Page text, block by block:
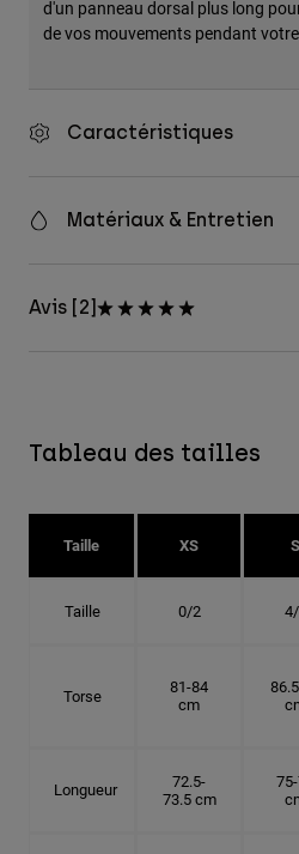
d'un panneau dorsal plus long
de vos mouvements pendant
Caractéristiques
Matériaux & Entretien
Avis [2]
Tableau des tailles
Taille XS S
Taille 0/2
Torse
81-84
cm
Longueur
72.5-
73.5 cm